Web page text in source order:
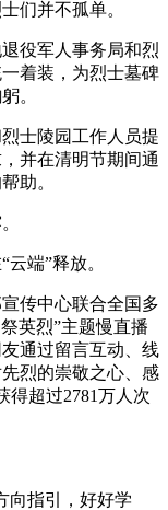
们并不孤单。
役军人事务局和烈
着装，为烈士墓碑
。
士陵园工作人员提
并在清明节期间通
助。
端”释放。
传中心联合全国多
英烈”主题慢直播
通过留言互动、线
烈的崇敬之心、感
得超过2781万人次
指引，好好学